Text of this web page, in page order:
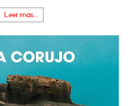
Leer más...